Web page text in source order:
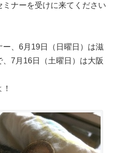
ナーを受けに来てください
、6月19日（日曜日）は滋
7月16日（土曜日）は大阪